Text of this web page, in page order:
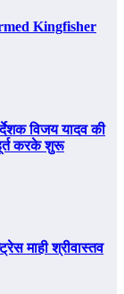
Kingfisher
विजय यादव की
करके शुरू
माही श्रीवास्तव